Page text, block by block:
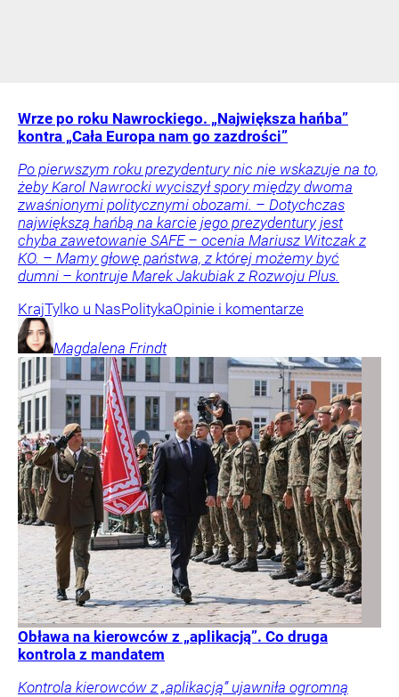
Wrze po roku Nawrockiego. „Największa hańba”
kontra „Cała Europa nam go zazdrości”
Po pierwszym roku prezydentury nic nie wskazuje na to,
żeby Karol Nawrocki wyciszył spory między dwoma
zwaśnionymi politycznymi obozami. – Dotychczas
największą hańbą na karcie jego prezydentury jest
chyba zawetowanie SAFE – ocenia Mariusz Witczak z
KO. – Mamy głowę państwa, z której możemy być
dumni – kontruje Marek Jakubiak z Rozwoju Plus.
KrajTylko u NasPolitykaOpinie i komentarze
Magdalena Frindt
Obława na kierowców z „aplikacją”. Co druga
kontrola z mandatem
Kontrola kierowców z „aplikacją” ujawniła ogromną